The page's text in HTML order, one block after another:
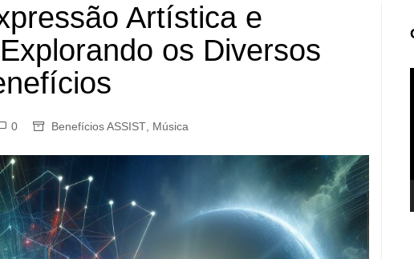
Artística e
os Diversos
0 Benefícios ASSIST Música